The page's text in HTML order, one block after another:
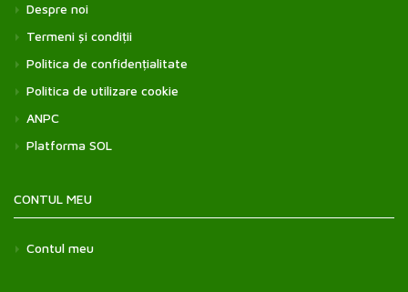
Despre noi
Termeni și condiții
Politica de confidențialitate
Politica de utilizare cookie
ANPC
Platforma SOL
CONTUL MEU
Contul meu